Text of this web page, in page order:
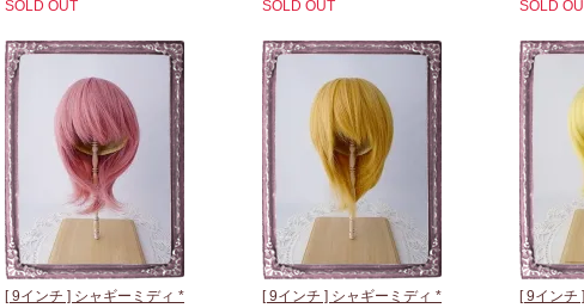
SOLD OUT
SOLD OUT
SOLD
[ 9インチ ] シャギーミディ *
[ 9インチ ] シャギーミディ *
[ 9インチ